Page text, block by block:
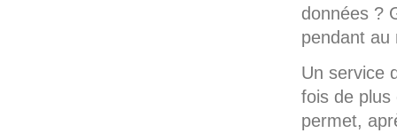
données ?
pendant
Un service
fois de plus
permet,